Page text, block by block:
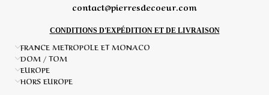
contact@pierresdecoeur.com
CONDITIONS D'EXPÉDITION ET DE LIVRAISON
FRANCE METROPOLE ET MONACO
DOM / TOM
EUROPE
HORS EUROPE